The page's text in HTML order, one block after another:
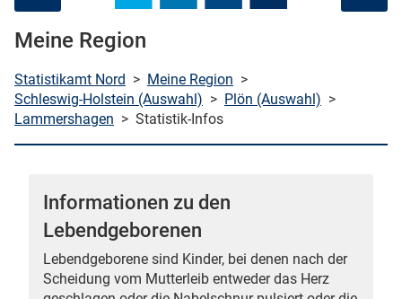
Meine Region
Statistikamt Nord > Meine Region >
Schleswig-Holstein (Auswahl) > Plön (Auswahl) >
Lammershagen > Statistik-Infos
Informationen zu den
Lebendgeborenen
Lebendgeborene sind Kinder, bei denen nach der
Scheidung vom Mutterleib entweder das Herz